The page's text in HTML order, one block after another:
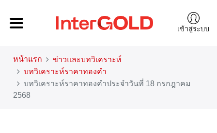
เข้าสู่ระบบ
หน้าแรก
ข่าวและบทวิเคราะห์
บทวิเคราะห์ราคาทองคำ
บทวิเคราะห์ราคาทองคำประจำวันที่ 18 กรกฎาคม
2568